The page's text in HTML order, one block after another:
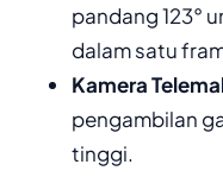
pandang 123°
dalam satu
Kamera
pengambilan
tinggi.